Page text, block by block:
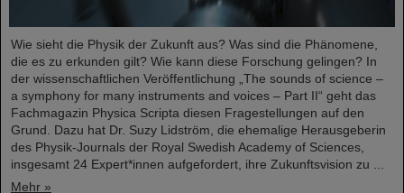
Wie sieht die Physik der Zukunft aus? Was sind die Phänomene,
die es zu erkunden gilt? Wie kann diese Forschung gelingen? In
der wissenschaftlichen Veröffentlichung „The sounds of science –
a symphony for many instruments and voices – Part II“ geht das
Fachmagazin Physica Scripta diesen Fragestellungen auf den
Grund. Dazu hat Dr. Suzy Lidström, die ehemalige Herausgeberin
des Physik-Journals der Royal Swedish Academy of Sciences,
insgesamt 24 Expert*innen aufgefordert, ihre Zukunftsvision zu ...
Mehr »